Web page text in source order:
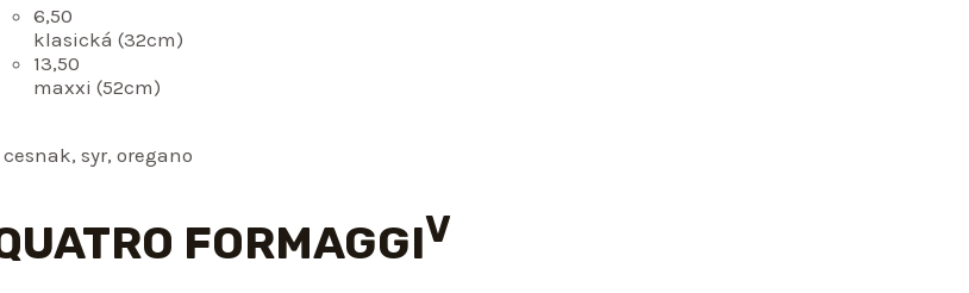
6,50
klasická (32cm)
13,50
maxxi (52cm)
syr, oregano
FORMAGGIV